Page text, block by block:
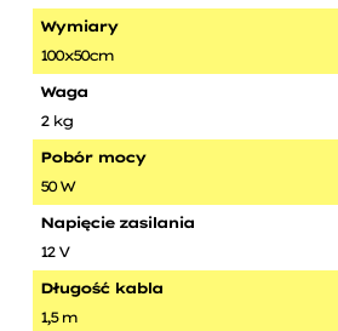
Wymiary
100x50cm
Waga
2 kg
Pobór mocy
50 W
Napięcie zasilania
12 V
Długość kabla
1,5 m